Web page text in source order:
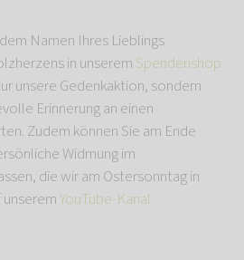
Namen Ihres Lieblings
in unserem Spendenshop
unsere Gedenkaktion, sondern
Erinnerung an einen
Zudem können Sie am Ende
Widmung im
die wir am Ostersonntag in
YouTube-Kanal